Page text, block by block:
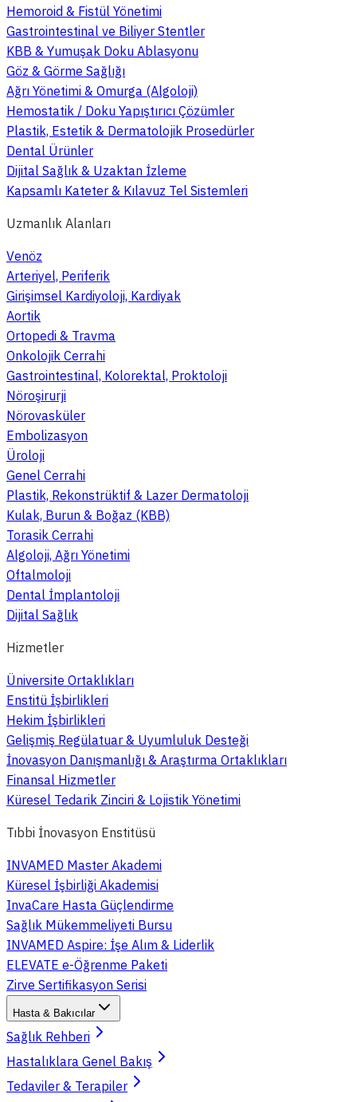
Hemoroid & Fistül Yönetimi
Gastrointestinal ve Biliyer Stentler
KBB & Yumuşak Doku Ablasyonu
Göz & Görme Sağlığı
Ağrı Yönetimi & Omurga (Algoloji)
Hemostatik / Doku Yapıştırıcı Çözümler
Plastik, Estetik & Dermatolojik Prosedürler
Dental Ürünler
Dijital Sağlık & Uzaktan İzleme
Kapsamlı Kateter & Kılavuz Tel Sistemleri
Uzmanlık Alanları
Venöz
Arteriyel, Periferik
Girişimsel Kardiyoloji, Kardiyak
Aortik
Ortopedi & Travma
Onkolojik Cerrahi
Gastrointestinal, Kolorektal, Proktoloji
Nöroşirurji
Nörovasküler
Embolizasyon
Üroloji
Genel Cerrahi
Plastik, Rekonstrüktif & Lazer Dermatoloji
Kulak, Burun & Boğaz (KBB)
Torasik Cerrahi
Algoloji, Ağrı Yönetimi
Oftalmoloji
Dental İmplantoloji
Dijital Sağlık
Hizmetler
Üniversite Ortaklıkları
Enstitü İşbirlikleri
Hekim İşbirlikleri
Gelişmiş Regülatuar & Uyumluluk Desteği
İnovasyon Danışmanlığı & Araştırma Ortaklıkları
Finansal Hizmetler
Küresel Tedarik Zinciri & Lojistik Yönetimi
Tıbbi İnovasyon Enstitüsü
INVAMED Master Akademi
Küresel İşbirliği Akademisi
InvaCare Hasta Güçlendirme
Sağlık Mükemmeliyeti Bursu
INVAMED Aspire: İşe Alım & Liderlik
ELEVATE e-Öğrenme Paketi
Zirve Sertifikasyon Serisi
Hasta & Bakıcılar
Sağlık Rehberi
Hastalıklara Genel Bakış
Tedaviler & Terapiler